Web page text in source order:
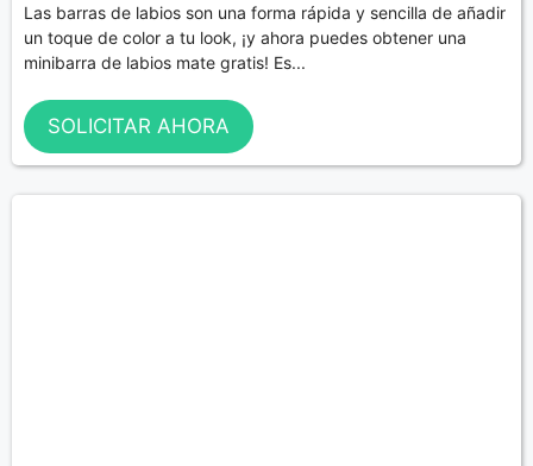
Las barras de labios son una forma rápida y sencilla de añadir
un toque de color a tu look, ¡y ahora puedes obtener una
minibarra de labios mate gratis! Es...
SOLICITAR AHORA